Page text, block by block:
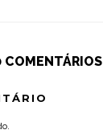
COMENTÁRIOS